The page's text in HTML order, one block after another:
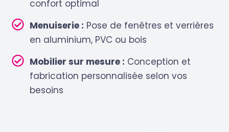
confort optimal
Menuiserie : Pose de fenêtres et verrières
en aluminium, PVC ou bois
Mobilier sur mesure : Conception et
fabrication personnalisée selon vos
besoins